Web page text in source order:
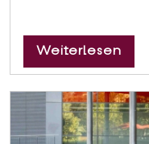
Weiterlesen